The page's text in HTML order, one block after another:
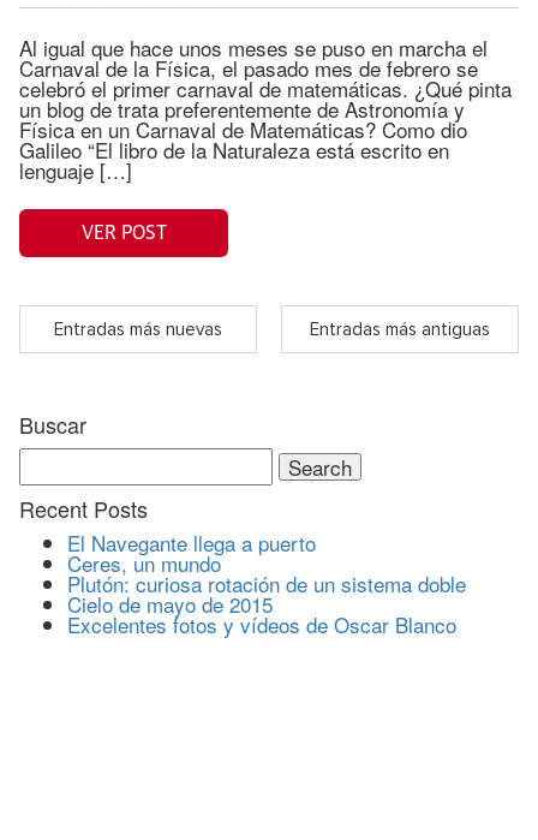
Al igual que hace unos meses se puso en marcha el
Carnaval de la Física, el pasado mes de febrero se
celebró el primer carnaval de matemáticas. ¿Qué pinta
un blog de trata preferentemente de Astronomía y
Física en un Carnaval de Matemáticas? Como dio
Galileo “El libro de la Naturaleza está escrito en
lenguaje […]
VER POST
Entradas más nuevas Entradas más antiguas
Buscar
Search
for:
Recent Posts
El Navegante llega a puerto
Ceres, un mundo
Plutón: curiosa rotación de un sistema doble
Cielo de mayo de 2015
Excelentes fotos y vídeos de Oscar Blanco